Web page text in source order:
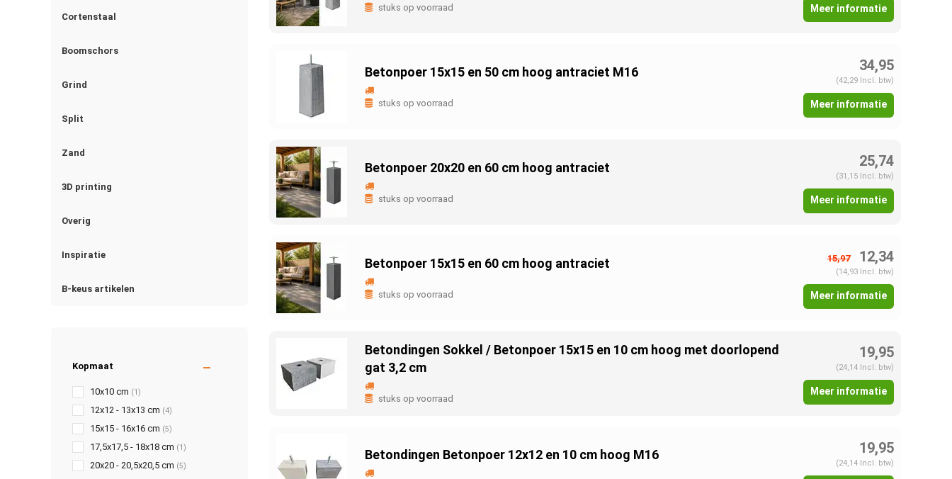
Cortenstaal
Boomschors
Grind
Split
Zand
3D printing
Overig
Inspiratie
B-keus artikelen
Kopmaat
10x10 cm (1)
12x12 - 13x13 cm (4)
15x15 - 16x16 cm (5)
17,5x17,5 - 18x18 cm (1)
20x20 - 20,5x20,5 cm (5)
stuks op voorraad Meer informatie
Betonpoer 15x15 en 50 cm hoog antraciet M16
stuks op voorraad
34,95
(42,29 Incl. btw)
Meer informatie
Betonpoer 20x20 en 60 cm hoog antraciet
stuks op voorraad
25,74
(31,15 Incl. btw)
Meer informatie
Betonpoer 15x15 en 60 cm hoog antraciet
stuks op voorraad
15,97 12,34
(14,93 Incl. btw)
Meer informatie
Betondingen Sokkel / Betonpoer 15x15 en 10 cm hoog met doorlopend
gat 3,2 cm
stuks op voorraad
19,95
(24,14 Incl. btw)
Meer informatie
Betondingen Betonpoer 12x12 en 10 cm hoog M16 19,95
(24,14 Incl. btw)